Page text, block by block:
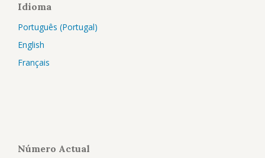
Idioma
Português (Portugal)
English
Français
Número Actual